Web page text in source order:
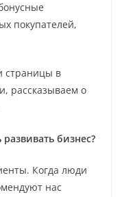
покупателей,
страницы в
рассказываем о
бизнес?
Когда люди
нас